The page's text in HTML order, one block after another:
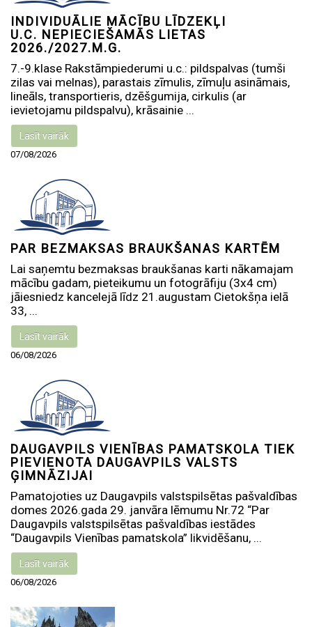
INDIVIDUĀLIE MĀCĪBU LĪDZEKĻI
U.C. NEPIECIEŠAMĀS LIETAS
2026./2027.M.G.
7.-9.klase Rakstāmpiederumi u.c.: pildspalvas (tumši
zilas vai melnas), parastais zīmulis, zīmuļu asināmais,
lineāls, transportieris, dzēšgumija, cirkulis (ar
ievietojamu pildspalvu), krāsainie ...
Lasīt vairāk
07/08/2026
PAR BEZMAKSAS BRAUKŠANAS KARTĒM
Lai saņemtu bezmaksas braukšanas karti nākamajam
mācību gadam, pieteikumu un fotogrāfiju (3x4 cm)
jāiesniedz kancelejā līdz 21.augustam Cietokšņa ielā
33, ...
Lasīt vairāk
06/08/2026
DAUGAVPILS VIENĪBAS PAMATSKOLA TIEK
PIEVIENOTA DAUGAVPILS VALSTS
ĢIMNĀZIJAI
Pamatojoties uz Daugavpils valstspilsētas pašvaldības
domes 2026.gada 29. janvāra lēmumu Nr.72 “Par
Daugavpils valstspilsētas pašvaldības iestādes
“Daugavpils Vienības pamatskola” likvidēšanu, ...
Lasīt vairāk
06/08/2026